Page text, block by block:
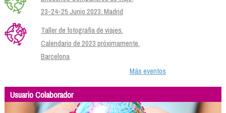
23-24-25 Junio 2023. Madrid
Taller de fotografía de viajes.
Calendario de 2023 próximamente.
Barcelona
Más eventos
Usuario Colaborador